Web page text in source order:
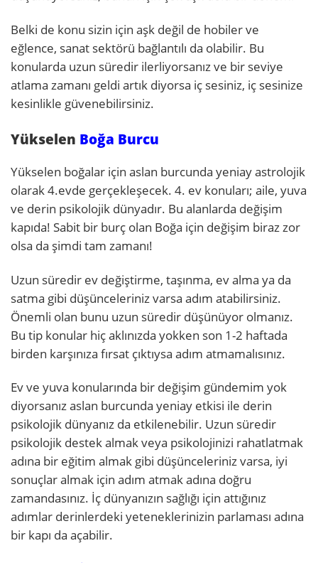
Belki de konu sizin için aşk değil de hobiler ve
eğlence, sanat sektörü bağlantılı da olabilir. Bu
konularda uzun süredir ilerliyorsanız ve bir seviye
atlama zamanı geldi artık diyorsa iç sesiniz, iç sesinize
kesinlikle güvenebilirsiniz.
Yükselen Boğa Burcu
Yükselen boğalar için aslan burcunda yeniay astrolojik
olarak 4.evde gerçekleşecek. 4. ev konuları; aile, yuva
ve derin psikolojik dünyadır. Bu alanlarda değişim
kapıda! Sabit bir burç olan Boğa için değişim biraz zor
olsa da şimdi tam zamanı!
Uzun süredir ev değiştirme, taşınma, ev alma ya da
satma gibi düşünceleriniz varsa adım atabilirsiniz.
Önemli olan bunu uzun süredir düşünüyor olmanız.
Bu tip konular hiç aklınızda yokken son 1-2 haftada
birden karşınıza fırsat çıktıysa adım atmamalısınız.
Ev ve yuva konularında bir değişim gündemim yok
diyorsanız aslan burcunda yeniay etkisi ile derin
psikolojik dünyanız da etkilenebilir. Uzun süredir
psikolojik destek almak veya psikolojinizi rahatlatmak
adına bir eğitim almak gibi düşünceleriniz varsa, iyi
sonuçlar almak için adım atmak adına doğru
zamandasınız. İç dünyanızın sağlığı için attığınız
adımlar derinlerdeki yeteneklerinizin parlaması adına
bir kapı da açabilir.